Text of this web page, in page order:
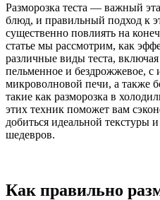
Разморозка теста — важный
блюд, и правильный подход к
существенно повлиять на
статье мы рассмотрим, как
различные виды теста,
пельменное и бездрожжевое, с
микроволновой печи, а также
такие как разморозка в
этих техник поможет вам
добиться идеальной текстуры
шедевров.
Как правильно